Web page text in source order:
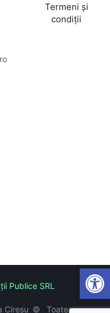
Termeni și
condiții
Cireșu © Toate
Publice SRL